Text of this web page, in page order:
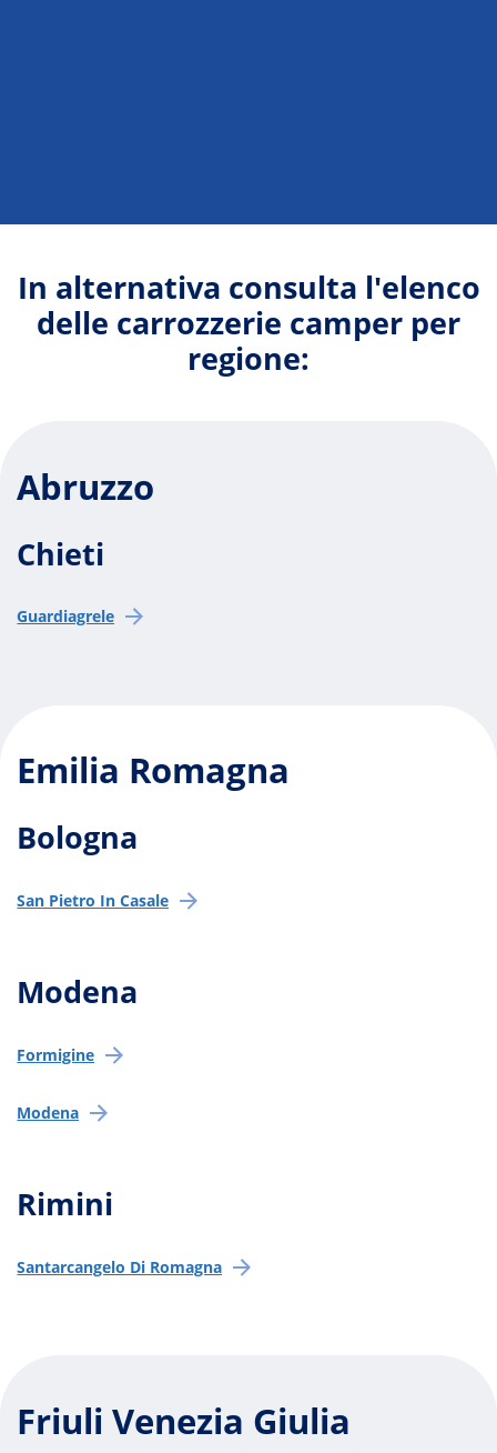
In alternativa consulta l'elenco
delle carrozzerie camper per
regione:
Abruzzo
Chieti
Guardiagrele
Emilia Romagna
Bologna
San Pietro In Casale
Modena
Formigine
Modena
Rimini
Santarcangelo Di Romagna
Friuli Venezia Giulia